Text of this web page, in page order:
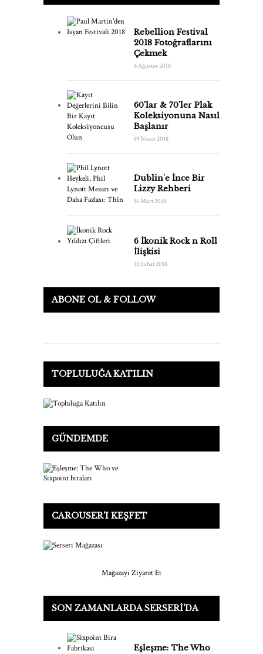
Rebellion Festival
2018 Fotoğraflarını
Çekmek
6 Ağustos 2018
60'lar & 70'ler Plak
Koleksiyonuna Nasıl
Başlanır
19 Nisan 2018
Dublin'e İnce Bir
Lizzy Rehberi
16 Mart 2018
6 İkonik Rock n Roll
İlişkisi
13 Şubat 2018
ABONE OL & FOLLOW
TOPLULUĞA KATILIN
GÜNDEMDE
CAROUSER'I KEŞFET
Mağazayı Ziyaret Et
SON ZAMANLARDA SERSERI'DA
Eşleşme: The Who